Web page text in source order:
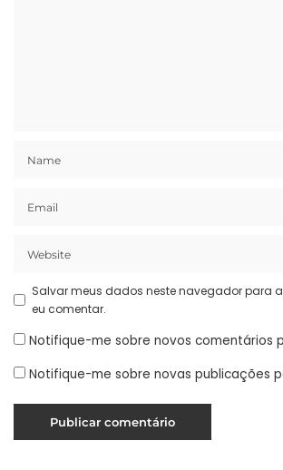
Salvar meus dados neste navegador para
eu comentar.
Notifique-me sobre novos comentários
Notifique-me sobre novas publicações